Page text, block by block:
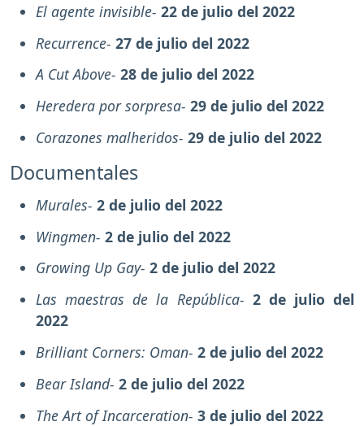
El agente invisible- 22 de julio del 2022
Recurrence- 27 de julio del 2022
A Cut Above- 28 de julio del 2022
Heredera por sorpresa- 29 de julio del 2022
Corazones malheridos- 29 de julio del 2022
Documentales
Murales- 2 de julio del 2022
Wingmen- 2 de julio del 2022
Growing Up Gay- 2 de julio del 2022
Las maestras de la República- 2 de julio del
2022
Brilliant Corners: Oman- 2 de julio del 2022
Bear Island- 2 de julio del 2022
The Art of Incarceration- 3 de julio del 2022